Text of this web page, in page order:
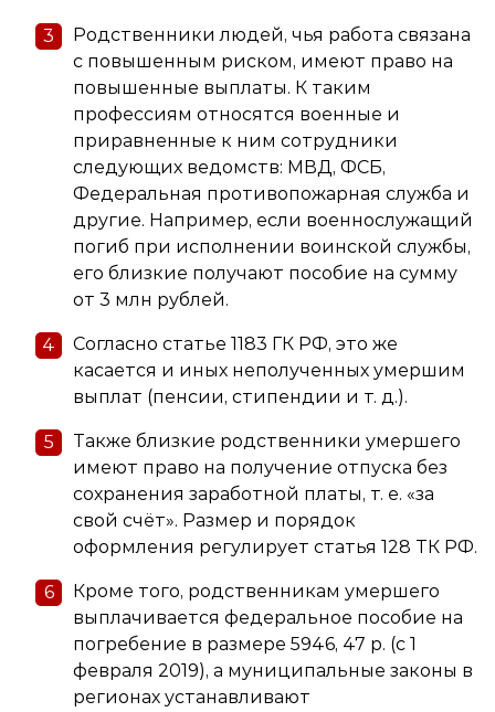
Родственники людей, чья работа связана
с повышенным риском, имеют право на
повышенные выплаты. К таким
профессиям относятся военные и
приравненные к ним сотрудники
следующих ведомств: МВД, ФСБ,
Федеральная противопожарная служба и
другие. Например, если военнослужащий
погиб при исполнении воинской службы,
его близкие получают пособие на сумму
от 3 млн рублей.
Согласно статье 1183 ГК РФ, это же
касается и иных неполученных умершим
выплат (пенсии, стипендии и т. д.).
Также близкие родственники умершего
имеют право на получение отпуска без
сохранения заработной платы, т. е. «за
свой счёт». Размер и порядок
оформления регулирует статья 128 ТК РФ.
Кроме того, родственникам умершего
выплачивается федеральное пособие на
погребение в размере 5946, 47 р. (с 1
февраля 2019), а муниципальные законы в
регионах устанавливают